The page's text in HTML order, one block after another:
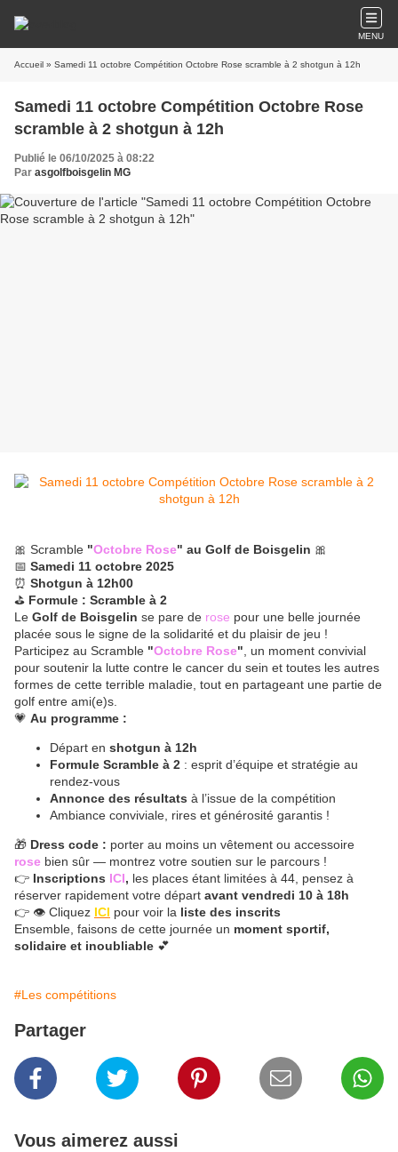
MENU
Accueil » Samedi 11 octobre Compétition Octobre Rose scramble à 2 shotgun à 12h
Samedi 11 octobre Compétition Octobre Rose
scramble à 2 shotgun à 12h
Publié le 06/10/2025 à 08:22
Par asgolfboisgelin MG
🎀 Scramble "Octobre Rose" au Golf de Boisgelin 🎀
📅 Samedi 11 octobre 2025
⏰ Shotgun à 12h00
⛳ Formule : Scramble à 2
Le Golf de Boisgelin se pare de rose pour une belle journée
placée sous le signe de la solidarité et du plaisir de jeu !
Participez au Scramble "Octobre Rose" , un moment convivial
pour soutenir la lutte contre le cancer du sein et toutes les autres
formes de cette terrible maladie, tout en partageant une partie de
golf entre ami(e)s.
💗 Au programme :
Départ en shotgun à 12h
Formule Scramble à 2 : esprit d’équipe et stratégie au
rendez-vous
Annonce des résultats à l’issue de la compétition
Ambiance conviviale, rires et générosité garantis !
🎁 Dress code : porter au moins un vêtement ou accessoire
rose bien sûr — montrez votre soutien sur le parcours !
👉 Inscriptions ICI, les places étant limitées à 44, pensez à
réserver rapidement votre départ avant vendredi 10 à 18h
👉 👁️ Cliquez ICI pour voir la liste des inscrits
Ensemble, faisons de cette journée un moment sportif,
solidaire et inoubliable 💕
#Les compétitions
Partager
Vous aimerez aussi